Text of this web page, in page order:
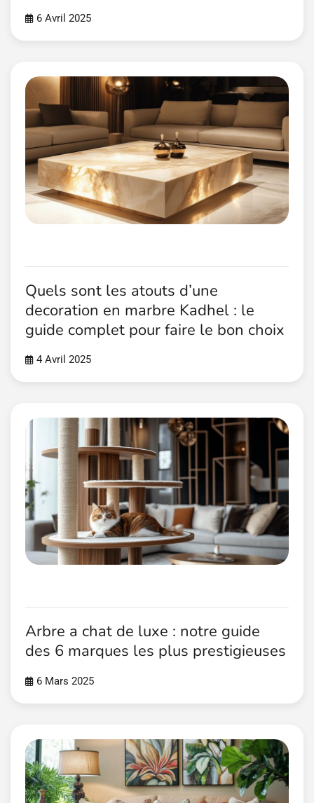
6 Avril 2025
Quels sont les atouts d’une
decoration en marbre Kadhel : le
guide complet pour faire le bon choix
4 Avril 2025
Arbre a chat de luxe : notre guide
des 6 marques les plus prestigieuses
6 Mars 2025